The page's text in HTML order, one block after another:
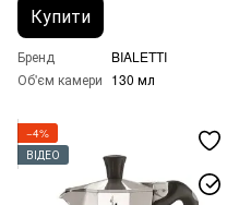
Купити
Бренд
BIALETTI
Об'єм камери 130 мл
−4%
ВІДЕО